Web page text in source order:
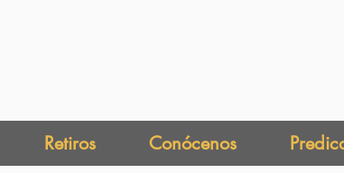
Retiros Conócenos